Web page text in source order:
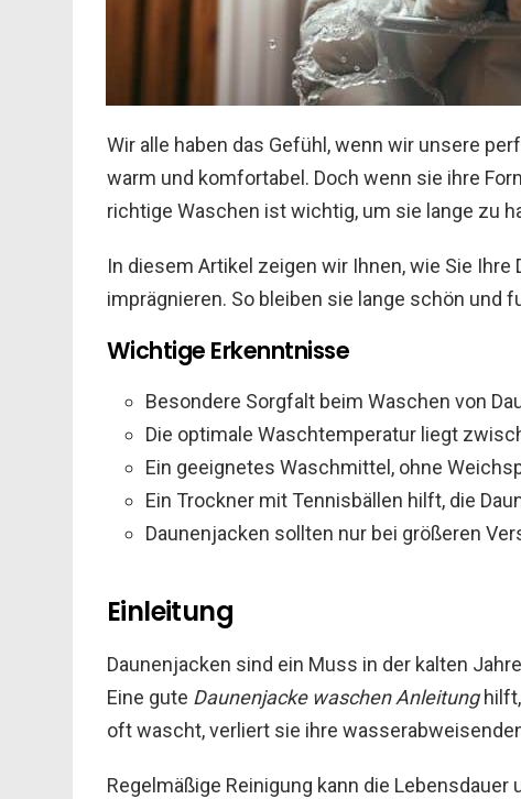
Wir alle haben das Gefühl, wenn wir unsere
warm und komfortabel. Doch wenn sie ihre
richtige Waschen ist wichtig, um sie lange zu
In diesem Artikel zeigen wir Ihnen, wie Sie
imprägnieren. So bleiben sie lange schön und
Wichtige Erkenntnisse
Besondere Sorgfalt beim Waschen von
Die optimale Waschtemperatur liegt
Ein geeignetes Waschmittel, ohne
Ein Trockner mit Tennisbällen hilft, die
Daunenjacken sollten nur bei größeren
Einleitung
Daunenjacken sind ein Muss in der kalten
Eine gute Daunenjacke waschen Anleitunghilft,
oft wascht, verliert sie ihre
Regelmäßige Reinigung kann die Lebensdauer